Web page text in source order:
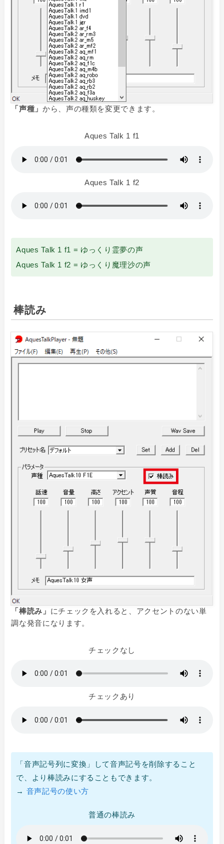
「声種」 から、声の種類を変更できます。
Aques Talk 1 f1
Aques Talk 1 f2
Aques Talk 1 f1 = ゆっくり霊夢の声
Aques Talk 1 f2 = ゆっくり魔理沙の声
棒読み
「棒読み」 にチェックを入れると、アクセントのない単
調な発音になります。
チェックなし
チェックあり
「音声記号列に変換」して音声記号を削除すること
で、より棒読みにすることもできます。
→ 音声記号の使い方
普通の棒読み